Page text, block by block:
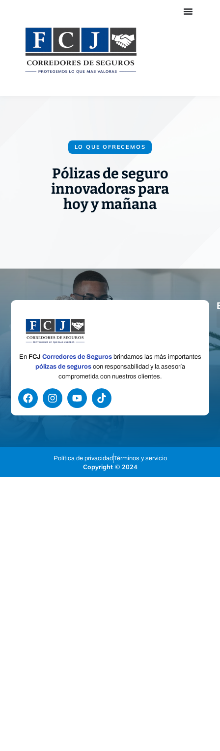
LO QUE OFRECEMOS
Pólizas de seguro
innovadoras para
hoy y mañana
En FCJ Corredores de Segurosbrindamos las más importantes
pólizas de seguroscon responsabilidad y la asesoría
comprometida con nuestros clientes.
Política de privacidadTérminos y servicio
Copyright © 2024